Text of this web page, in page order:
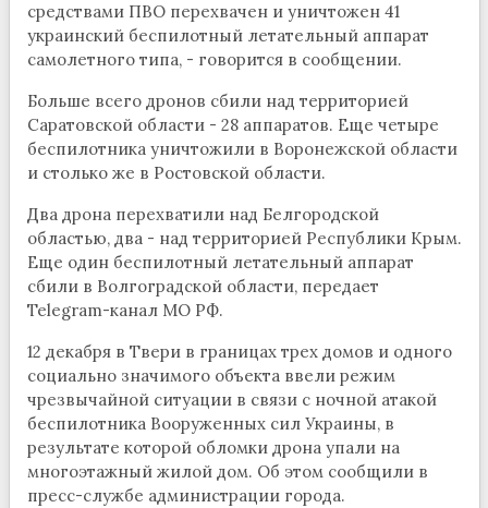
средствами ПВО перехвачен и уничтожен 41
украинский беспилотный летательный аппарат
самолетного типа, - говорится в сообщении.
Больше всего дронов сбили над территорией
Саратовской области - 28 аппаратов. Еще четыре
беспилотника уничтожили в Воронежской области
и столько же в Ростовской области.
Два дрона перехватили над Белгородской
областью, два - над территорией Республики Крым.
Еще один беспилотный летательный аппарат
сбили в Волгоградской области, передает
Telegram-канал МО РФ.
12 декабря в Твери в границах трех домов и одного
социально значимого объекта ввели режим
чрезвычайной ситуации в связи с ночной атакой
беспилотника Вооруженных сил Украины, в
результате которой обломки дрона упали на
многоэтажный жилой дом. Об этом сообщили в
пресс-службе администрации города.